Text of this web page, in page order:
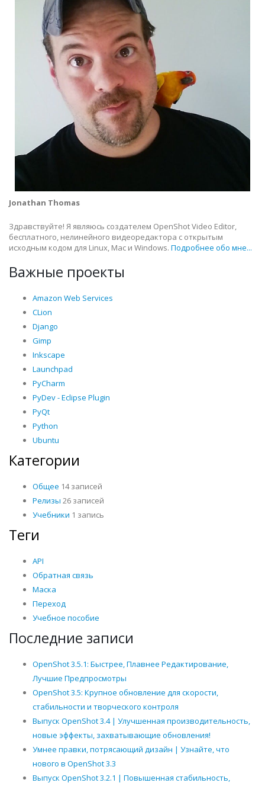
Jonathan Thomas
Здравствуйте! Я являюсь создателем OpenShot Video Editor,
бесплатного, нелинейного видеоредактора с открытым
исходным кодом для Linux, Mac и Windows. Подробнее обо мне...
Важные проекты
Amazon Web Services
CLion
Django
Gimp
Inkscape
Launchpad
PyCharm
PyDev - Eclipse Plugin
PyQt
Python
Ubuntu
Категории
Общее 14 записей
Релизы 26 записей
Учебники 1 запись
Теги
API
Обратная связь
Маска
Переход
Учебное пособие
Последние записи
OpenShot 3.5.1: Быстрее, Плавнее Редактирование,
Лучшие Предпросмотры
OpenShot 3.5: Крупное обновление для скорости,
стабильности и творческого контроля
Выпуск OpenShot 3.4 | Улучшенная производительность,
новые эффекты, захватывающие обновления!
Умнее правки, потрясающий дизайн | Узнайте, что
нового в OpenShot 3.3
Выпуск OpenShot 3.2.1 | Повышенная стабильность,